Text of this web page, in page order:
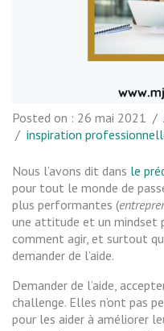
Posted on : 26 mai 2021 /
/ inspiration
Nous l’avons dit dans le
pour tout le monde de
plus performantes (
une attitude et un mindset
comment agir, et surtout
demander de l’aide.
Demander de l’aide,
challenge. Elles n’ont pas
pour les aider à améliorer